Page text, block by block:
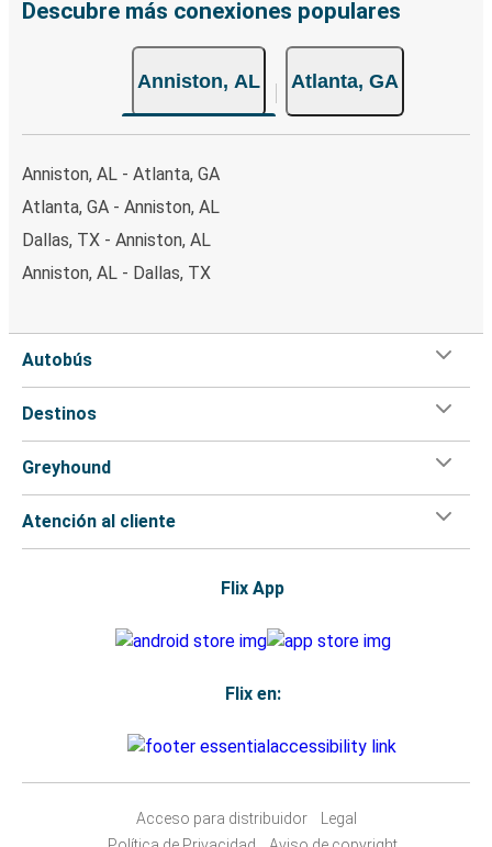
Descubre más conexiones populares
Anniston, AL Atlanta, GA
Anniston, AL - Atlanta, GA
Atlanta, GA - Anniston, AL
Dallas, TX - Anniston, AL
Anniston, AL - Dallas, TX
Autobús
Destinos
Greyhound
Atención al cliente
Flix App
Flix en:
Acceso para distribuidor
Legal